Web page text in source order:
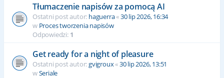
Tłumaczenie napisów za pomocą AI
Ostatni post autor: haguerra«30 lip 2026, 16:34
w Proces tworzenia napisów
Odpowiedzi: 1
Get ready for a night of pleasure
Ostatni post autor:gvigroux«30 lip 2026, 13:51
wSeriale